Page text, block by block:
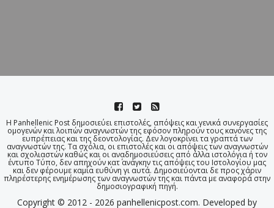
Η Panhellenic Post δημοσιεύει επιστολές, απόψεις και γενικά συνεργασίες
ομογενών και λοιπών αναγνωστών της εφόσον πληρούν τους κανόνες της
ευπρέπειας και της δεοντολογίας. Δεν λογοκρίνει τα γραπτά των
αναγνωστών της. Τα σχόλια, οι επιστολές και οι απόψεις των αναγνωστών
και σχολιαστών καθώς και οι αναδημοσιεύσεις από άλλα ιστολόγια ή τον
έντυπο Τύπο, δεν απηχούν κατ΄ ανάγκην τις απόψεις του Ιστολογίου μας
και δεν φέρουμε καμία ευθύνη γι αυτά. Δημοσιεύονται δε προς χάριν
πληρέστερης ενημέρωσης των αναγνωστών της και πάντα με αναφορά στην
δημοσιογραφική πηγή.
Copyright © 2012 - 2026 panhellenicpost.com. Developed by